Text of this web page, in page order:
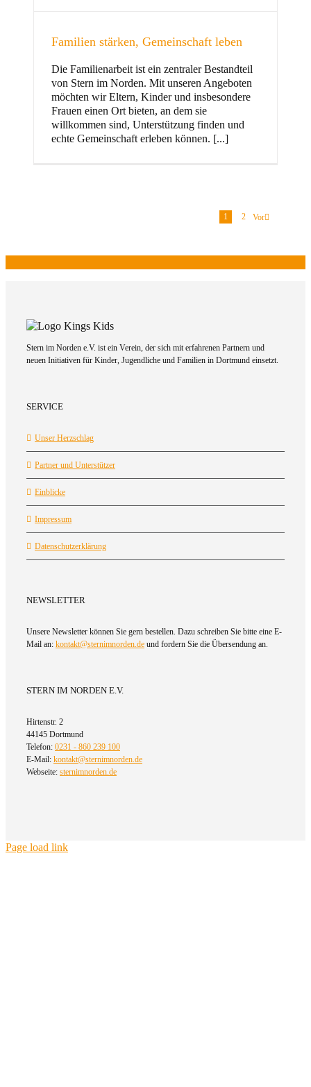
Familien stärken, Gemeinschaft leben
Die Familienarbeit ist ein zentraler Bestandteil
von Stern im Norden. Mit unseren Angeboten
möchten wir Eltern, Kinder und insbesondere
Frauen einen Ort bieten, an dem sie
willkommen sind, Unterstützung finden und
echte Gemeinschaft erleben können. [...]
1 2 Vor
Stern im Norden e.V. ist ein Verein, der sich mit erfahrenen Partnern und
neuen Initiativen für Kinder, Jugendliche und Familien in Dortmund einsetzt.
SERVICE
Unser Herzschlag
Partner und Unterstützer
Einblicke
Impressum
Datenschutzerklärung
NEWSLETTER
Unsere Newsletter können Sie gern bestellen. Dazu schreiben Sie bitte eine E-
Mail an: kontakt@sternimnorden.de und fordern Sie die Übersendung an.
STERN IM NORDEN E.V.
Hirtenstr. 2
44145 Dortmund
Telefon: 0231 - 860 239 100
E-Mail: kontakt@sternimnorden.de
Webseite: sternimnorden.de
Page load link